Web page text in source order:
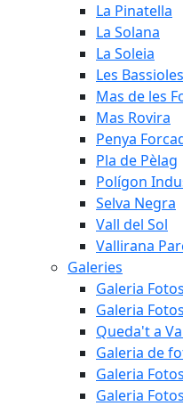
La Pinatella
La Solana
La Soleia
Les Bassioles
Mas de les
Mas Rovira
Penya
Pla de Pèlag
Polígon
Selva Negra
Vall del Sol
Vallirana
Galeries
Galeria
Galeria
Queda't a
Galeria de
Galeria
Galeria